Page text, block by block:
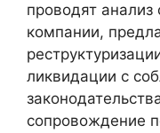
проводят анализ
компании,
ликвидации с
сопровождение